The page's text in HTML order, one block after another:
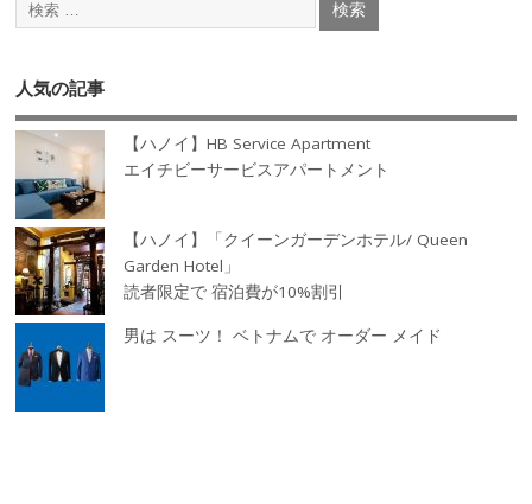
人気の記事
【ハノイ】HB Service Apartment
エイチビーサービスアパートメント
【ハノイ】「クイーンガーデンホテル/ Queen
Garden Hotel」
読者限定で 宿泊費が10%割引
男は スーツ！ ベトナムで オーダー メイド